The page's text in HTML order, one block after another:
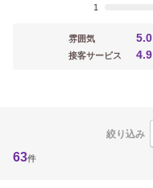
1
雰囲気 5.0
接客サービス 4.9
絞り込み
63件